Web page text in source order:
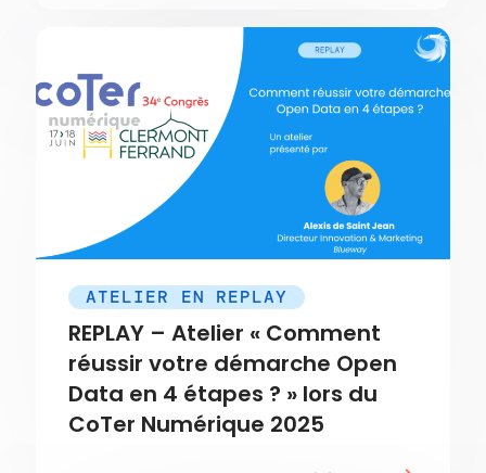
ATELIER EN REPLAY
REPLAY – Atelier « Comment
réussir votre démarche Open
Data en 4 étapes ? » lors du
CoTer Numérique 2025